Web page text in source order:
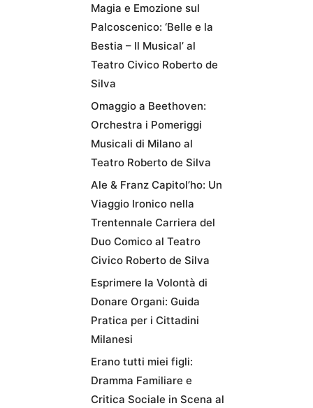
Magia e Emozione sul
Palcoscenico: ‘Belle e la
Bestia – Il Musical’ al
Teatro Civico Roberto de
Silva
Omaggio a Beethoven:
Orchestra i Pomeriggi
Musicali di Milano al
Teatro Roberto de Silva
Ale & Franz Capitol’ho: Un
Viaggio Ironico nella
Trentennale Carriera del
Duo Comico al Teatro
Civico Roberto de Silva
Esprimere la Volontà di
Donare Organi: Guida
Pratica per i Cittadini
Milanesi
Erano tutti miei figli:
Dramma Familiare e
Critica Sociale in Scena al